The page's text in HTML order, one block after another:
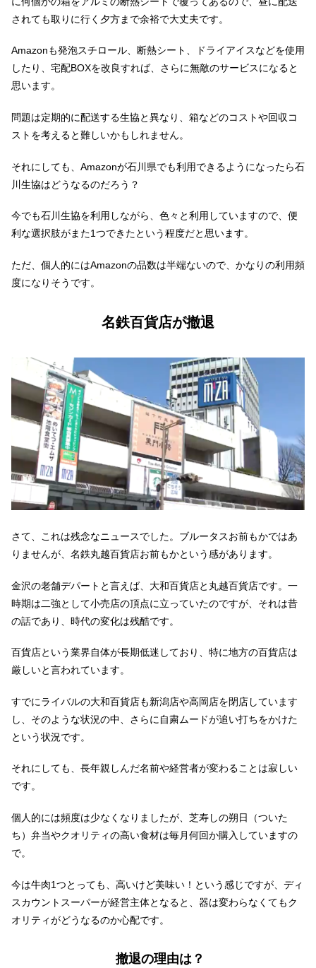
されても取りに行く夕方まで余裕で大丈夫です。
Amazonも発泡スチロール、断熱シート、ドライアイスなどを使用
したり、宅配BOXを改良すれば、さらに無敵のサービスになると
思います。
問題は定期的に配送する生協と異なり、箱などのコストや回収コ
ストを考えると難しいかもしれません。
それにしても、Amazonが石川県でも利用できるようになったら石
川生協はどうなるのだろう？
今でも石川生協を利用しながら、色々と利用していますので、便
利な選択肢がまた1つできたという程度だと思います。
ただ、個人的にはAmazonの品数は半端ないので、かなりの利用頻
度になりそうです。
名鉄百貨店が撤退
さて、これは残念なニュースでした。ブルータスお前もかではあ
りませんが、名鉄丸越百貨店お前もかという感があります。
金沢の老舗デパートと言えば、大和百貨店と丸越百貨店です。一
時期は二強として小売店の頂点に立っていたのですが、それは昔
の話であり、時代の変化は残酷です。
百貨店という業界自体が長期低迷しており、特に地方の百貨店は
厳しいと言われています。
すでにライバルの大和百貨店も新潟店や高岡店を閉店しています
し、そのような状況の中、さらに自粛ムードが追い打ちをかけた
という状況です。
それにしても、長年親しんだ名前や経営者が変わることは寂しい
です。
個人的には頻度は少なくなりましたが、芝寿しの朔日（ついた
ち）弁当やクオリティの高い食材は毎月何回か購入していますの
で。
今は牛肉1つとっても、高いけど美味い！という感じですが、ディ
スカウントスーパーが経営主体となると、器は変わらなくてもク
オリティがどうなるのか心配です。
撤退の理由は？